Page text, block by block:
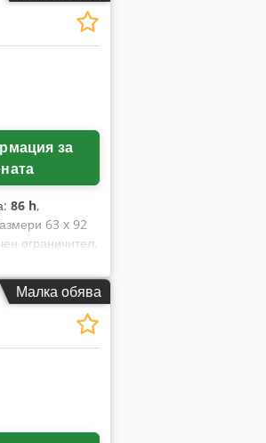
86 h,
63 x 92
ограничител,
на печата,
на
Малка обява